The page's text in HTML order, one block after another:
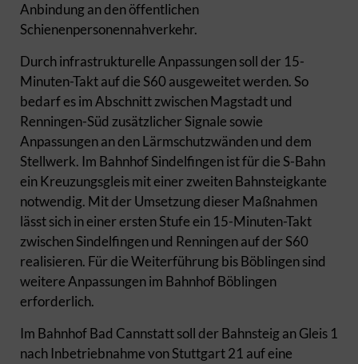
Anbindung an den öffentlichen
Schienenpersonennahverkehr.
Durch infrastrukturelle Anpassungen soll der 15-
Minuten-Takt auf die S60 ausgeweitet werden. So
bedarf es im Abschnitt zwischen Magstadt und
Renningen-Süd zusätzlicher Signale sowie
Anpassungen an den Lärmschutzwänden und dem
Stellwerk. Im Bahnhof Sindelfingen ist für die S-Bahn
ein Kreuzungsgleis mit einer zweiten Bahnsteigkante
notwendig. Mit der Umsetzung dieser Maßnahmen
lässt sich in einer ersten Stufe ein 15-Minuten-Takt
zwischen Sindelfingen und Renningen auf der S60
realisieren. Für die Weiterführung bis Böblingen sind
weitere Anpassungen im Bahnhof Böblingen
erforderlich.
Im Bahnhof Bad Cannstatt soll der Bahnsteig an Gleis 1
nach Inbetriebnahme von Stuttgart 21 auf eine